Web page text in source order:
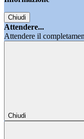
Chiudi
Attendere...
Attendere il
Chiudi